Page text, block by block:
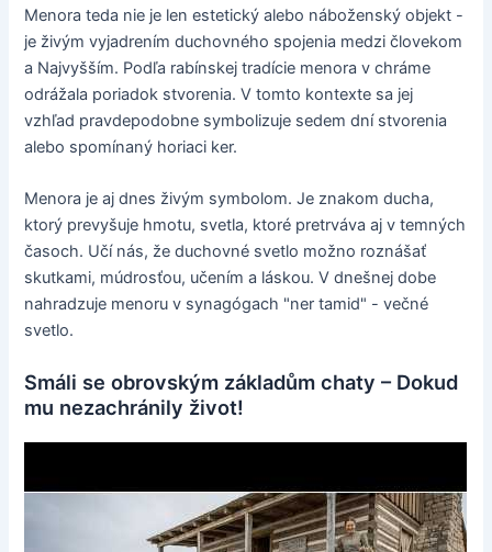
Menora teda nie je len estetický alebo náboženský objekt -
je živým vyjadrením duchovného spojenia medzi človekom
a Najvyšším. Podľa rabínskej tradície menora v chráme
odrážala poriadok stvorenia. V tomto kontexte sa jej
vzhľad pravdepodobne symbolizuje sedem dní stvorenia
alebo spomínaný horiaci ker.
Menora je aj dnes živým symbolom. Je znakom ducha,
ktorý prevyšuje hmotu, svetla, ktoré pretrváva aj v temných
časoch. Učí nás, že duchovné svetlo možno roznášať
skutkami, múdrosťou, učením a láskou. V dnešnej dobe
nahradzuje menoru v synagógach "ner tamid" - večné
svetlo.
Smáli se obrovským základům chaty – Dokud
mu nezachránily život!